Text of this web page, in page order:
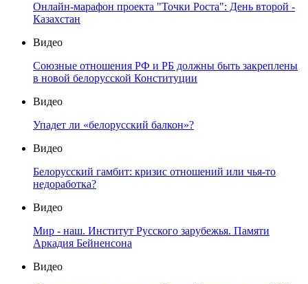
Онлайн-марафон проекта "Точки Роста": День второй -
Казахстан
Видео
Союзные отношения РФ и РБ должны быть закреплены
в новой белорусской Конституции
Видео
Упадет ли «белорусский балкон»?
Видео
Белорусский гамбит: кризис отношений или чья-то
недоработка?
Видео
Мир - наш. Институт Русского зарубежья. Памяти
Аркадия Бейненсона
Видео